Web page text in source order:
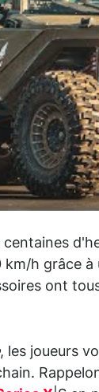
km/h grâce
ont
, les joueurs